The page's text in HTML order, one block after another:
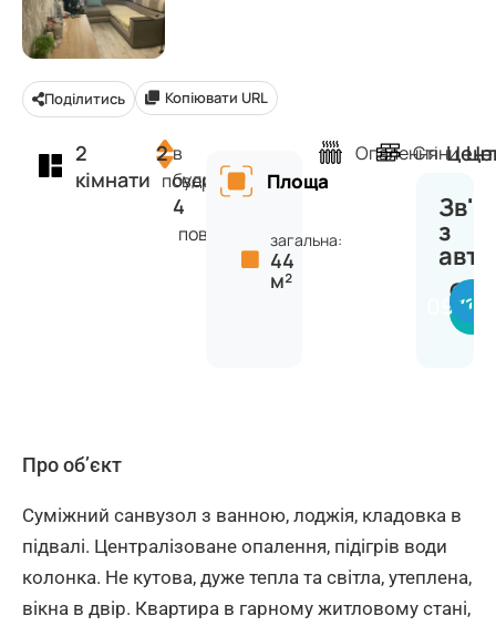
Поділитись Копіювати URL
2
кімнати
2
поверх
в
будинку
4
поверхів
Площа
загальна:
44
м²
ОпаленняСтіни
з
Про об’єкт
Суміжний санвузол з ванною, лоджія, кладовка в
підвалі. Централізоване опалення, підігрів води
колонка. Не кутова, дуже тепла та світла, утеплена,
вікна в двір. Квартира в гарному житловому стані,